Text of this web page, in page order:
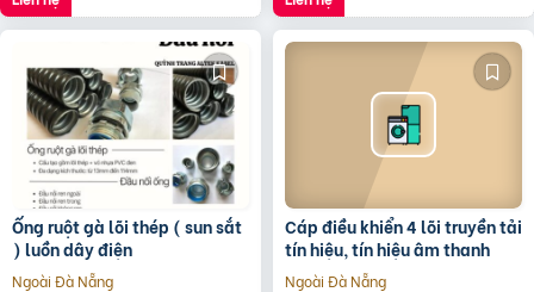
Ống ruột gà lõi thép ( sun sắt
) luồn dây điện
Ngoài Đà Nẵng
Cáp điều khiển 4 lõi truyền tải
tín hiệu, tín hiệu âm thanh
Ngoài Đà Nẵng